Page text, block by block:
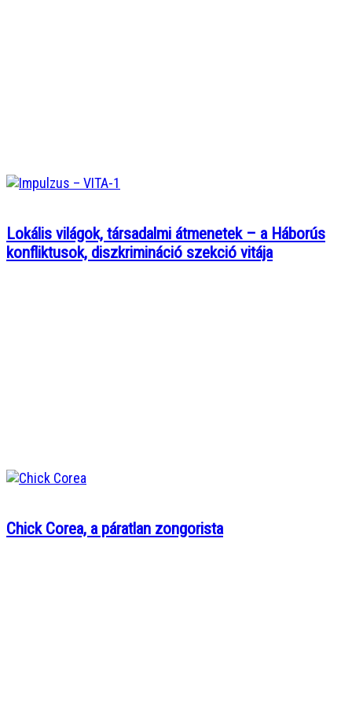
Lokális világok, társadalmi átmenetek – a Háborús
konfliktusok, diszkrimináció szekció vitája
Chick Corea, a páratlan zongorista